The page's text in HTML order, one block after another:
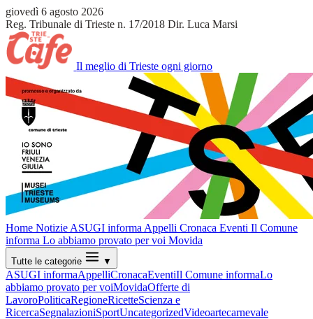
giovedì 6 agosto 2026
Reg. Tribunale di Trieste n. 17/2018 Dir. Luca Marsi
Il meglio di Trieste ogni giorno
Home Notizie ASUGI informa Appelli Cronaca Eventi Il Comune
informa Lo abbiamo provato per voi Movida
Tutte le categorie ▼
ASUGI informaAppelliCronacaEventiIl Comune informaLo
abbiamo provato per voiMovidaOfferte di
LavoroPoliticaRegioneRicetteScienza e
RicercaSegnalazioniSportUncategorizedVideoartecarnevale